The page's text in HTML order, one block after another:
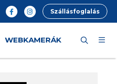
Szállásfoglalás
WEBKAMERÁK